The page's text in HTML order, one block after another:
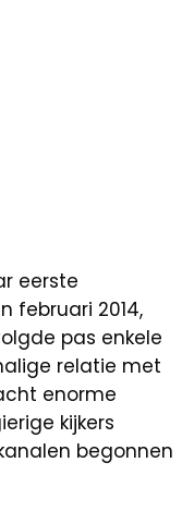
eerste
februari 2014,
pas enkele
relatie met
enorme
kijkers
begonnen